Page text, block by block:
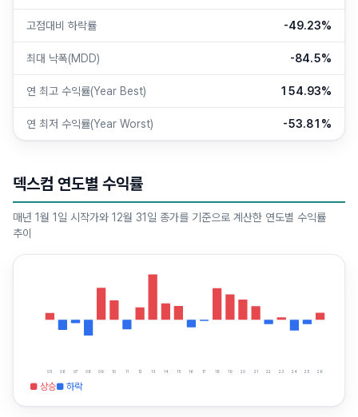
고점대비 하락률 -49.23%
최대 낙폭(MDD) -84.5%
연 최고 수익률(Year Best) 154.93%
연 최저 수익률(Year Worst) -53.81%
덱스컴 연도별 수익률
매년 1월 1일 시작가와 12월 31일 종가를 기준으로 계산한 연도별 수익률
추이
05 06 07 08 09 10 11 12 13 14 15 16 17 18 19 20 21 22 23 24 25 26
■ 상승■ 하락